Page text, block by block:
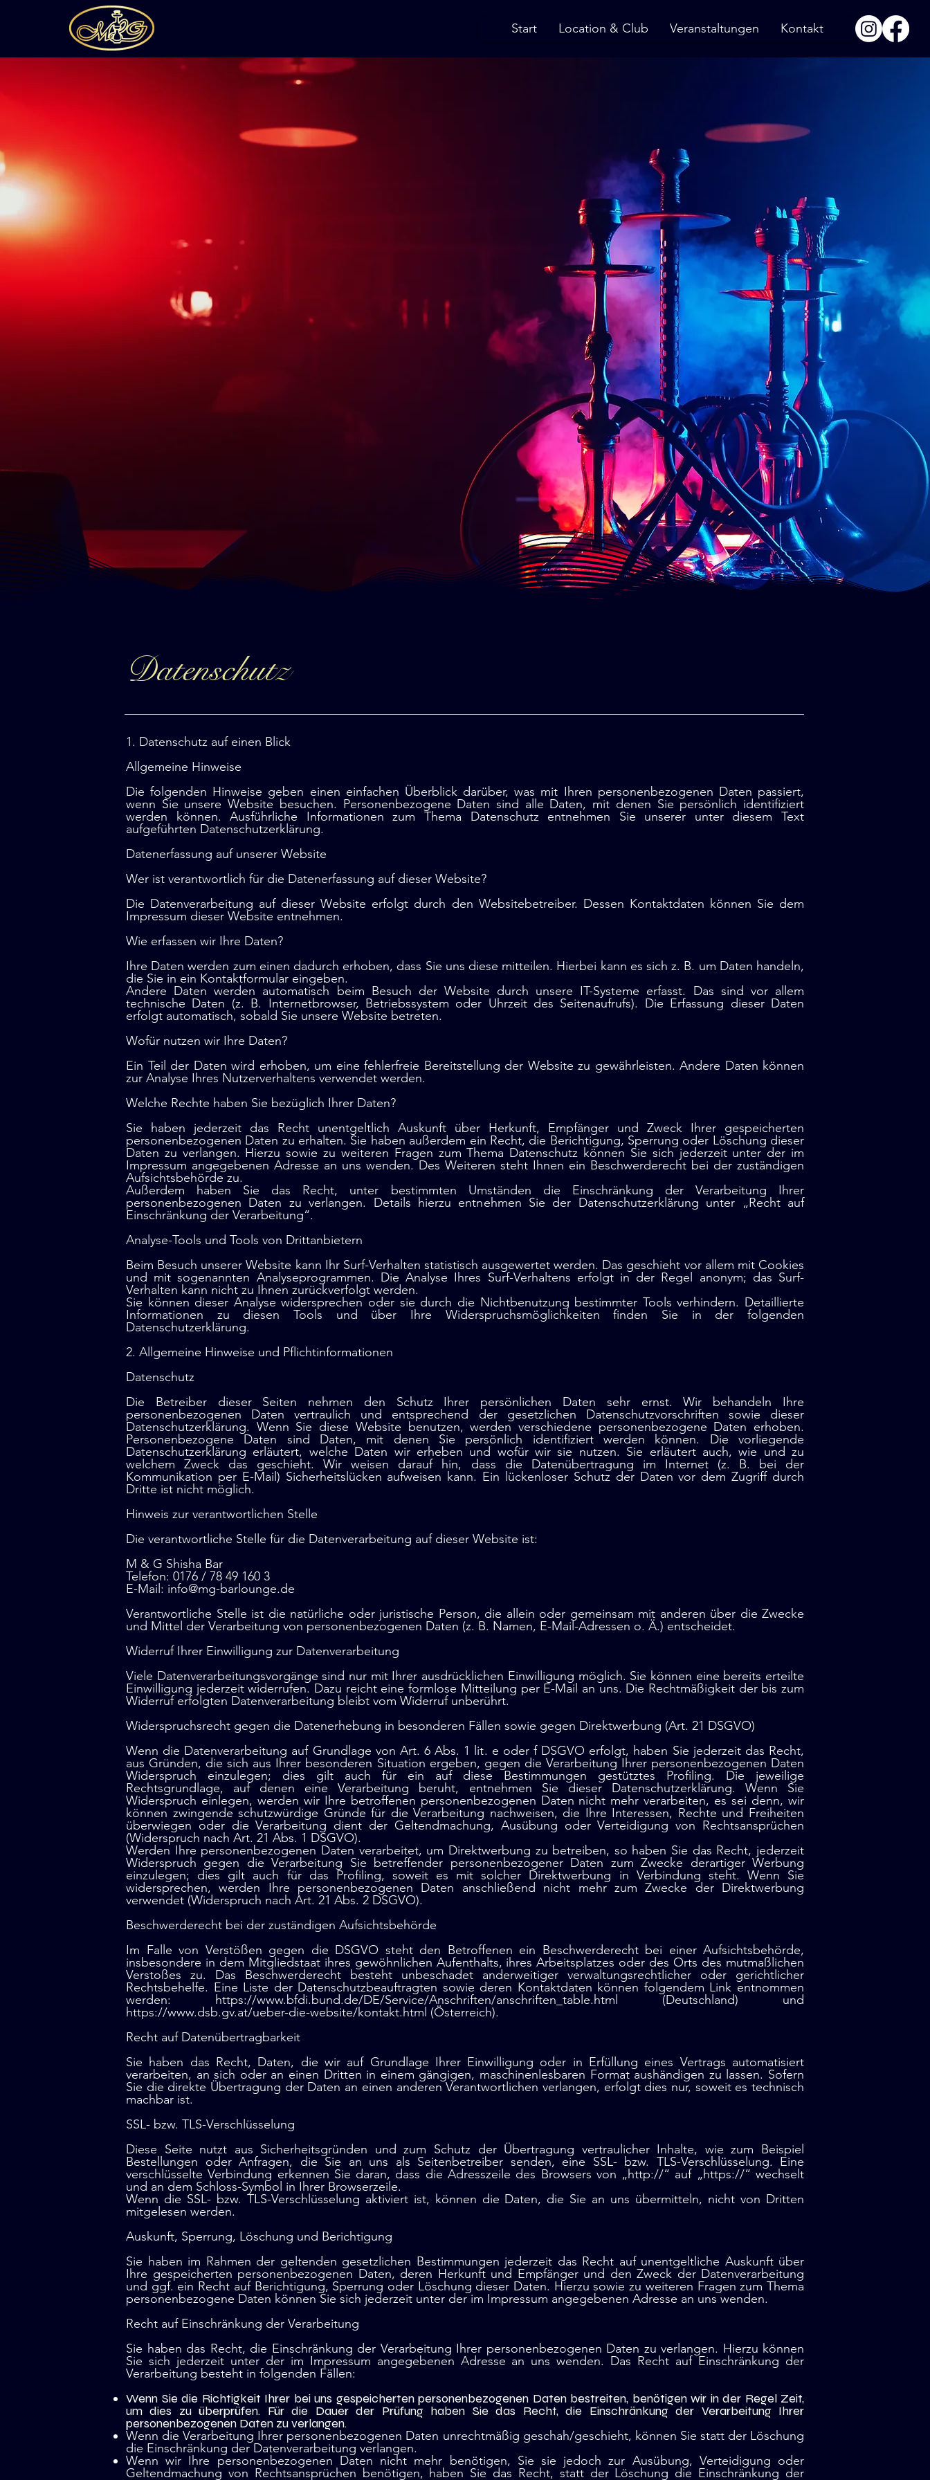
Start Location & Club Veranstaltungen Kontakt
Datenschutz
1. Datenschutz auf einen Blick
Allgemeine Hinweise
Die folgenden Hinweise geben einen einfachen Überblick darüber, was mit Ihren personenbezogenen Daten passiert,
wenn Sie unsere Website besuchen. Personenbezogene Daten sind alle Daten, mit denen Sie persönlich identifiziert
werden können. Ausführliche Informationen zum Thema Datenschutz entnehmen Sie unserer unter diesem Text
aufgeführten Datenschutzerklärung.
Datenerfassung auf unserer Website
Wer ist verantwortlich für die Datenerfassung auf dieser Website?
Die Datenverarbeitung auf dieser Website erfolgt durch den Websitebetreiber. Dessen Kontaktdaten können Sie dem
Impressum dieser Website entnehmen.
Wie erfassen wir Ihre Daten?
Ihre Daten werden zum einen dadurch erhoben, dass Sie uns diese mitteilen. Hierbei kann es sich z. B. um Daten handeln,
die Sie in ein Kontaktformular eingeben.
Andere Daten werden automatisch beim Besuch der Website durch unsere IT-Systeme erfasst. Das sind vor allem
technische Daten (z. B. Internetbrowser, Betriebssystem oder Uhrzeit des Seitenaufrufs). Die Erfassung dieser Daten
erfolgt automatisch, sobald Sie unsere Website betreten.
Wofür nutzen wir Ihre Daten?
Ein Teil der Daten wird erhoben, um eine fehlerfreie Bereitstellung der Website zu gewährleisten. Andere Daten können
zur Analyse Ihres Nutzerverhaltens verwendet werden. ​
Welche Rechte haben Sie bezüglich Ihrer Daten?
Sie haben jederzeit das Recht unentgeltlich Auskunft über Herkunft, Empfänger und Zweck Ihrer gespeicherten
personenbezogenen Daten zu erhalten. Sie haben außerdem ein Recht, die Berichtigung, Sperrung oder Löschung dieser
Daten zu verlangen. Hierzu sowie zu weiteren Fragen zum Thema Datenschutz können Sie sich jederzeit unter der im
Impressum angegebenen Adresse an uns wenden. Des Weiteren steht Ihnen ein Beschwerderecht bei der zuständigen
Aufsichtsbehörde zu.
Außerdem haben Sie das Recht, unter bestimmten Umständen die Einschränkung der Verarbeitung Ihrer
personenbezogenen Daten zu verlangen. Details hierzu entnehmen Sie der Datenschutzerklärung unter „Recht auf
Einschränkung der Verarbeitung“.
Analyse-Tools und Tools von Drittanbietern
Beim Besuch unserer Website kann Ihr Surf-Verhalten statistisch ausgewertet werden. Das geschieht vor allem mit Cookies
und mit sogenannten Analyseprogrammen. Die Analyse Ihres Surf-Verhaltens erfolgt in der Regel anonym; das Surf-
Verhalten kann nicht zu Ihnen zurückverfolgt werden.
Sie können dieser Analyse widersprechen oder sie durch die Nichtbenutzung bestimmter Tools verhindern. Detaillierte
Informationen zu diesen Tools und über Ihre Widerspruchsmöglichkeiten finden Sie in der folgenden
Datenschutzerklärung.
2. Allgemeine Hinweise und Pflichtinformationen
Datenschutz
Die Betreiber dieser Seiten nehmen den Schutz Ihrer persönlichen Daten sehr ernst. Wir behandeln Ihre
personenbezogenen Daten vertraulich und entsprechend der gesetzlichen Datenschutzvorschriften sowie dieser
Datenschutzerklärung. Wenn Sie diese Website benutzen, werden verschiedene personenbezogene Daten erhoben.
Personenbezogene Daten sind Daten, mit denen Sie persönlich identifiziert werden können. Die vorliegende
Datenschutzerklärung erläutert, welche Daten wir erheben und wofür wir sie nutzen. Sie erläutert auch, wie und zu
welchem Zweck das geschieht. Wir weisen darauf hin, dass die Datenübertragung im Internet (z. B. bei der
Kommunikation per E-Mail) Sicherheitslücken aufweisen kann. Ein lückenloser Schutz der Daten vor dem Zugriff durch
Dritte ist nicht möglich. ​
Hinweis zur verantwortlichen Stelle
Die verantwortliche Stelle für die Datenverarbeitung auf dieser Website ist:
M & G Shisha Bar
Telefon: 0176 / 78 49 160 3
E-Mail: info@mg-barlounge.de
Verantwortliche Stelle ist die natürliche oder juristische Person, die allein oder gemeinsam mit anderen über die Zwecke
und Mittel der Verarbeitung von personenbezogenen Daten (z. B. Namen, E-Mail-Adressen o. Ä.) entscheidet.
Widerruf Ihrer Einwilligung zur Datenverarbeitung
Viele Datenverarbeitungsvorgänge sind nur mit Ihrer ausdrücklichen Einwilligung möglich. Sie können eine bereits erteilte
Einwilligung jederzeit widerrufen. Dazu reicht eine formlose Mitteilung per E-Mail an uns. Die Rechtmäßigkeit der bis zum
Widerruf erfolgten Datenverarbeitung bleibt vom Widerruf unberührt.
Widerspruchsrecht gegen die Datenerhebung in besonderen Fällen sowie gegen Direktwerbung (Art. 21 DSGVO)
Wenn die Datenverarbeitung auf Grundlage von Art. 6 Abs. 1 lit. e oder f DSGVO erfolgt, haben Sie jederzeit das Recht,
aus Gründen, die sich aus Ihrer besonderen Situation ergeben, gegen die Verarbeitung Ihrer personenbezogenen Daten
Widerspruch einzulegen; dies gilt auch für ein auf diese Bestimmungen gestütztes Profiling. Die jeweilige
Rechtsgrundlage, auf denen eine Verarbeitung beruht, entnehmen Sie dieser Datenschutzerklärung. Wenn Sie
Widerspruch einlegen, werden wir Ihre betroffenen personenbezogenen Daten nicht mehr verarbeiten, es sei denn, wir
können zwingende schutzwürdige Gründe für die Verarbeitung nachweisen, die Ihre Interessen, Rechte und Freiheiten
überwiegen oder die Verarbeitung dient der Geltendmachung, Ausübung oder Verteidigung von Rechtsansprüchen
(Widerspruch nach Art. 21 Abs. 1 DSGVO).
Werden Ihre personenbezogenen Daten verarbeitet, um Direktwerbung zu betreiben, so haben Sie das Recht, jederzeit
Widerspruch gegen die Verarbeitung Sie betreffender personenbezogener Daten zum Zwecke derartiger Werbung
einzulegen; dies gilt auch für das Profiling, soweit es mit solcher Direktwerbung in Verbindung steht. Wenn Sie
widersprechen, werden Ihre personenbezogenen Daten anschließend nicht mehr zum Zwecke der Direktwerbung
verwendet (Widerspruch nach Art. 21 Abs. 2 DSGVO).
Beschwerderecht bei der zuständigen Aufsichtsbehörde
Im Falle von Verstößen gegen die DSGVO steht den Betroffenen ein Beschwerderecht bei einer Aufsichtsbehörde,
insbesondere in dem Mitgliedstaat ihres gewöhnlichen Aufenthalts, ihres Arbeitsplatzes oder des Orts des mutmaßlichen
Verstoßes zu. Das Beschwerderecht besteht unbeschadet anderweitiger verwaltungsrechtlicher oder gerichtlicher
Rechtsbehelfe. Eine Liste der Datenschutzbeauftragten sowie deren Kontaktdaten können folgendem Link entnommen
werden: https://www.bfdi.bund.de/DE/Service/Anschriften/anschriften_table.html (Deutschland) und
https://www.dsb.gv.at/ueber-die-website/kontakt.html (Österreich).
Recht auf Datenübertragbarkeit
Sie haben das Recht, Daten, die wir auf Grundlage Ihrer Einwilligung oder in Erfüllung eines Vertrags automatisiert
verarbeiten, an sich oder an einen Dritten in einem gängigen, maschinenlesbaren Format aushändigen zu lassen. Sofern
Sie die direkte Übertragung der Daten an einen anderen Verantwortlichen verlangen, erfolgt dies nur, soweit es technisch
machbar ist.
SSL- bzw. TLS-Verschlüsselung
Diese Seite nutzt aus Sicherheitsgründen und zum Schutz der Übertragung vertraulicher Inhalte, wie zum Beispiel
Bestellungen oder Anfragen, die Sie an uns als Seitenbetreiber senden, eine SSL- bzw. TLS-Verschlüsselung. Eine
verschlüsselte Verbindung erkennen Sie daran, dass die Adresszeile des Browsers von „http://“ auf „https://“ wechselt
und an dem Schloss-Symbol in Ihrer Browserzeile.
Wenn die SSL- bzw. TLS-Verschlüsselung aktiviert ist, können die Daten, die Sie an uns übermitteln, nicht von Dritten
mitgelesen werden.
Auskunft, Sperrung, Löschung und Berichtigung
Sie haben im Rahmen der geltenden gesetzlichen Bestimmungen jederzeit das Recht auf unentgeltliche Auskunft über
Ihre gespeicherten personenbezogenen Daten, deren Herkunft und Empfänger und den Zweck der Datenverarbeitung
und ggf. ein Recht auf Berichtigung, Sperrung oder Löschung dieser Daten. Hierzu sowie zu weiteren Fragen zum Thema
personenbezogene Daten können Sie sich jederzeit unter der im Impressum angegebenen Adresse an uns wenden.
Recht auf Einschränkung der Verarbeitung
Sie haben das Recht, die Einschränkung der Verarbeitung Ihrer personenbezogenen Daten zu verlangen. Hierzu können
Sie sich jederzeit unter der im Impressum angegebenen Adresse an uns wenden. Das Recht auf Einschränkung der
Verarbeitung besteht in folgenden Fällen:
Wenn Sie die Richtigkeit Ihrer bei uns gespeicherten personenbezogenen Daten bestreiten, benötigen wir in der Regel Zeit,
um dies zu überprüfen. Für die Dauer der Prüfung haben Sie das Recht, die Einschränkung der Verarbeitung Ihrer
personenbezogenen Daten zu verlangen.
Wenn die Verarbeitung Ihrer personenbezogenen Daten unrechtmäßig geschah/geschieht, können Sie statt der Löschung
die Einschränkung der Datenverarbeitung verlangen.
Wenn wir Ihre personenbezogenen Daten nicht mehr benötigen, Sie sie jedoch zur Ausübung, Verteidigung oder
Geltendmachung von Rechtsansprüchen benötigen, haben Sie das Recht, statt der Löschung die Einschränkung der